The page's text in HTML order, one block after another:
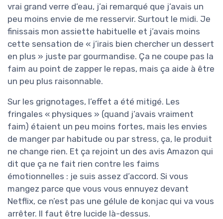
vrai grand verre d’eau, j’ai remarqué que j’avais un
peu moins envie de me resservir. Surtout le midi. Je
finissais mon assiette habituelle et j’avais moins
cette sensation de « j’irais bien chercher un dessert
en plus » juste par gourmandise. Ça ne coupe pas la
faim au point de zapper le repas, mais ça aide à être
un peu plus raisonnable.
Sur les grignotages, l’effet a été mitigé. Les
fringales « physiques » (quand j’avais vraiment
faim) étaient un peu moins fortes, mais les envies
de manger par habitude ou par stress, ça, le produit
ne change rien. Et ça rejoint un des avis Amazon qui
dit que ça ne fait rien contre les faims
émotionnelles : je suis assez d’accord. Si vous
mangez parce que vous vous ennuyez devant
Netflix, ce n’est pas une gélule de konjac qui va vous
arrêter. Il faut être lucide là-dessus.